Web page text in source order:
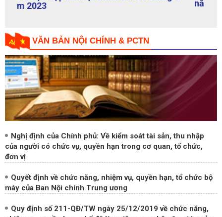
Nghị định của Chính phủ: Về kiểm soát tài sản, thu nhập
của người có chức vụ, quyền hạn trong cơ quan, tổ chức,
đơn vị
máy của Ban Nội chính Trung ương
Quy định số 211-QĐ/TW ngày 25/12/2019 về chức năng,
Ban Chỉ đạo Trung ương về phòng, chống tham nhũng
chức, chạy quyền